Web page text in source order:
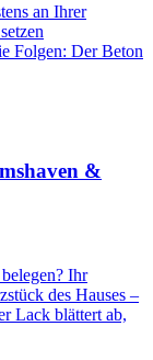
an Ihrer
Folgen: Der Beton
&
Ihr
des Hauses –
Lack blättert ab,